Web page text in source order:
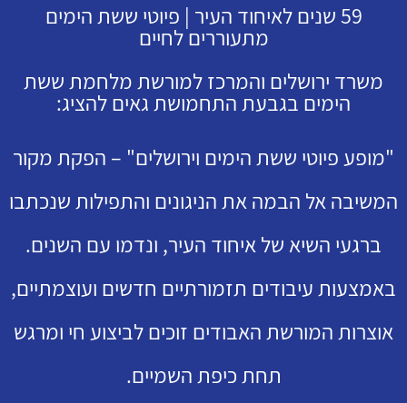
59 שנים לאיחוד העיר | פיוטי ששת הימים
מתעוררים לחיים
משרד ירושלים והמרכז למורשת מלחמת ששת
הימים בגבעת התחמושת גאים להציג:
"מופע פיוטי ששת הימים וירושלים" – הפקת מקור
המשיבה אל הבמה את הניגונים והתפילות שנכתבו
ברגעי השיא של איחוד העיר, ונדמו עם השנים.
באמצעות עיבודים תזמורתיים חדשים ועוצמתיים,
אוצרות המורשת האבודים זוכים לביצוע חי ומרגש
תחת כיפת השמיים.